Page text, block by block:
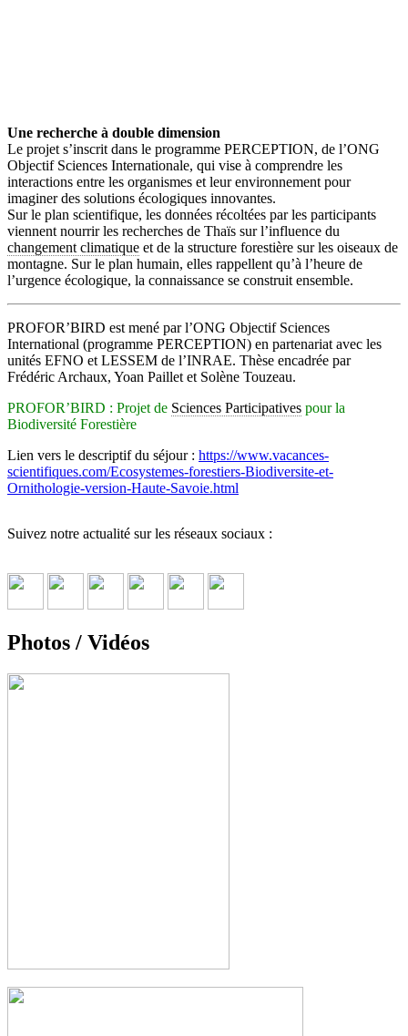
Une recherche à double dimension
Le projet s’inscrit dans le programme PERCEPTION, de l’ONG
Objectif Sciences Internationale, qui vise à comprendre les
interactions entre les organismes et leur environnement pour
imaginer des solutions écologiques innovantes.
Sur le plan scientifique, les données récoltées par les participants
viennent nourrir les recherches de Thaïs sur l’influence du
changement climatique et de la structure forestière sur les oiseaux de
montagne. Sur le plan humain, elles rappellent qu’à l’heure de
l’urgence écologique, la connaissance se construit ensemble.
PROFOR’BIRD est mené par l’ONG Objectif Sciences
International (programme PERCEPTION) en partenariat avec les
unités EFNO et LESSEM de l’INRAE. Thèse encadrée par
Frédéric Archaux, Yoan Paillet et Solène Touzeau.
PROFOR’BIRD : Projet de Sciences Participatives pour la
Biodiversité Forestière
Lien vers le descriptif du séjour : https://www.vacances-
scientifiques.com/Ecosystemes-forestiers-Biodiversite-et-
Ornithologie-version-Haute-Savoie.html
Suivez notre actualité sur les réseaux sociaux :
Photos / Vidéos